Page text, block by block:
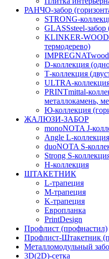
РАНЧО-забор
STRONG-
GLASSsteel-забор
KLINKER-WOOD
термодерево)
D-коллекция
Т-коллекция
ULTRA-
PRINTmittal-
металлокамень,
Ю-коллекция
ЖАЛЮЗИ-ЗАБОР
monoNOTA J-
Angle L-коллекция
duoNOTA S-
Strong S-
H-коллекция
ШТАКЕТНИК
L-трапеция
M-трапеция
K-трапеция
Европланка
PrintDesign
Профлист (профнастил)
Профлист-Штакетник
Металломодульный
3D(2D)-сетка